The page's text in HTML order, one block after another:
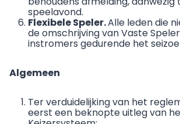
speelavond.
Flexibele Speler.Alle leden die
de omschrijving van Vaste
instromers gedurende het
Algemeen
Ter verduidelijking van het
eerst een beknopte uitleg van